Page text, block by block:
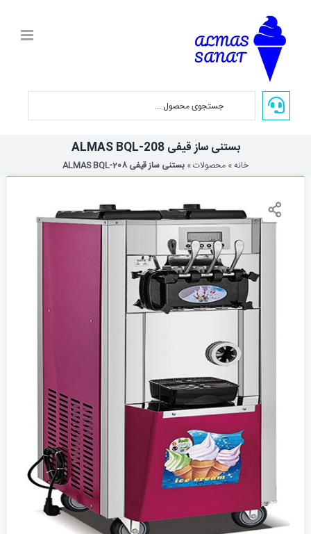
content
بستنی ساز قیفی ALMAS BQL-208
خانه» محصولات» بستنی ساز قیفی ALMAS BQL-208